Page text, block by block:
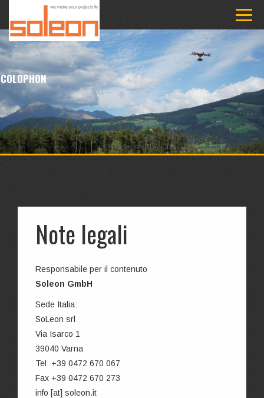
COLOPHON
Note legali
Responsabile per il contenuto
Soleon GmbH
Sede Italia:
SoLeon srl
Via Isarco 1
39040 Varna
Tel +39 0472 670 067
Fax +39 0472 670 273
info [at] soleon.it